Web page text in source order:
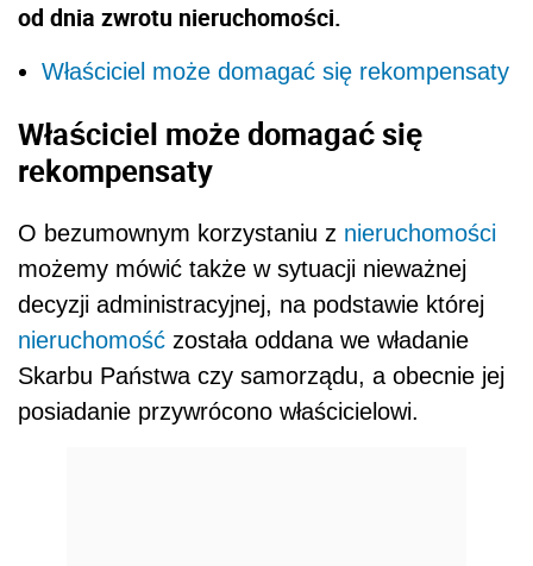
od dnia zwrotu nieruchomości.
Właściciel może domagać się rekompensaty
Właściciel może domagać się
rekompensaty
O bezumownym korzystaniu z nieruchomości
możemy mówić także w sytuacji nieważnej
decyzji administracyjnej, na podstawie której
nieruchomość została oddana we władanie
Skarbu Państwa czy samorządu, a obecnie jej
posiadanie przywrócono właścicielowi.